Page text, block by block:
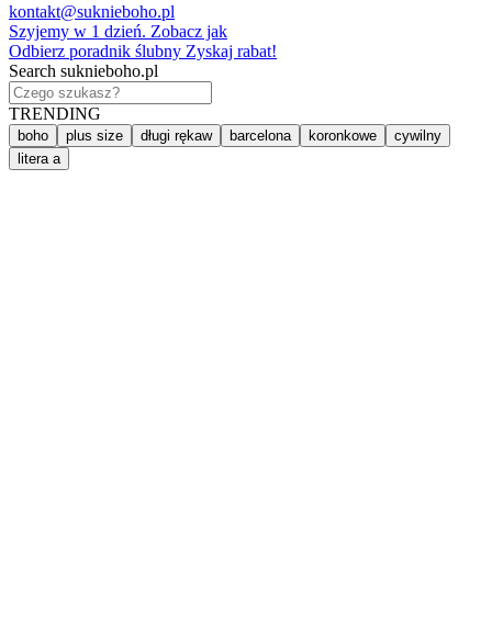
kontakt@suknieboho.pl
Szyjemy w 1 dzień. Zobacz jak
Odbierz poradnik ślubny Zyskaj rabat!
Search suknieboho.pl
TRENDING
boho plus size długi rękaw barcelona koronkowe
cywilny
litera a